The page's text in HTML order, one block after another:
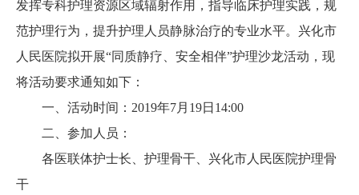
发挥专科护理资源区域辐射作用，指导临床护理实践，规
范护理行为，提升护理人员静脉治疗的专业水平。兴化市
人民医院拟开展“同质静疗、安全相伴”护理沙龙活动，现
将活动要求通知如下：
一、活动时间：2019年7月19日14:00
二、参加人员：
各医联体护士长、护理骨干、兴化市人民医院护理骨
干